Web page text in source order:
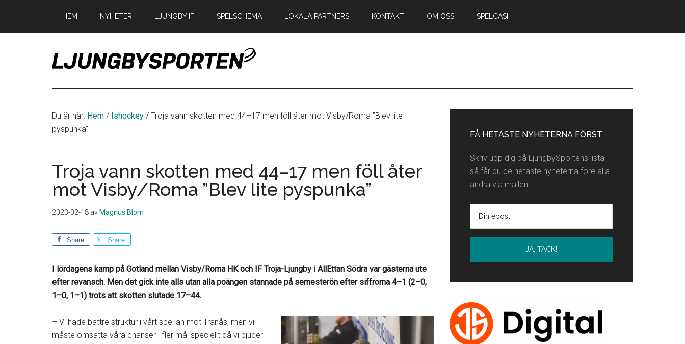
huvudinnehåll
det
sidfot
HEM NYHETER LJUNGBY IF SPELSCHEMA LOKALA PARTNERS KONTAKT OM OSS SPELCASH
LjungbySporten
Troja
Ljungby
Du är här: Hem / Ishockey / Troja vann skotten med 44–17 men föll åter mot Visby/Roma ”Blev lite
pyspunka”
Troja vann skotten med 44–17 men föll åter
mot Visby/Roma ”Blev lite pyspunka”
2023-02-18 av Magnus Blom
Share Share
I lördagens kamp på Gotland mellan Visby/Roma HK och IF Troja-Ljungby i AllEttan Södra var gästerna ute
efter revansch. Men det gick inte alls utan alla poängen stannade på semesterön efter siffrorna 4–1 (2–0,
1–0, 1–1) trots att skotten slutade 17–44.
– Vi hade bättre struktur i vårt spel än mot Tranås, men vi
måste omsätta våra chanser i fler mål speciellt då vi bjuder
sidofält
FÅ HETASTE NYHETERNA FÖRST
Skriv upp dig på LjungbySportens lista
så får du de hetaste nyheterna före alla
andra via mailen.